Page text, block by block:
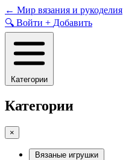
Skip
to
content
← Мир вязания и рукоделия
🔍 Войти + Добавить
Категории
Категории
×
Вязаные игрушки